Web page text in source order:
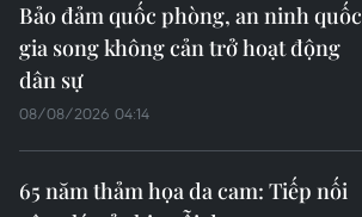
Bảo đảm quốc phòng, an ninh quốc
gia song không cản trở hoạt động
dân sự
08/08/2026 04:14
65 năm thảm họa da cam: Tiếp nối